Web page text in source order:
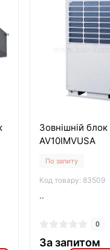
Зовнішній
AV10IMVUSA
По запиту
Код товару: 83509
..
0
За запитом